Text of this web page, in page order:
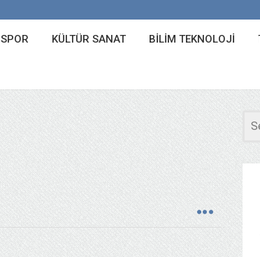
SPOR KÜLTÜR SANAT BILIM TEKNOLOJI